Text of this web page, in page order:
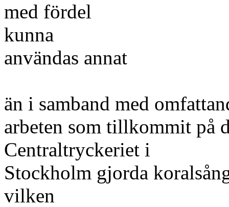
med fördel
kunna
användas annat
än i samband med
arbeten som tillkommit på
Centraltryckeriet i
Stockholm gjorda
vilken